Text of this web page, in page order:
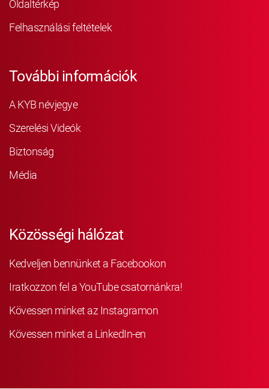
Oldaltérkép
Felhasználási feltételek
További információk
A KYB névjegye
Szerelési Videók
Biztonság
Média
Közösségi hálózat
Kedveljen bennünket a Facebookon
Iratkozzon fel a YouTube csatornánkra!
Kövessen minket az Instagramon
Kövessen minket a LinkedIn-en